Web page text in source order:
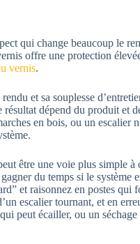
qui change beaucoup le
offre une protection
vernis.
et sa souplesse
dépend du produit et
en bois, ou un escalier
être une voie plus simple
du temps si le système
et raisonnez en postes qui
escalier tournant, et en
peut écailler, ou un